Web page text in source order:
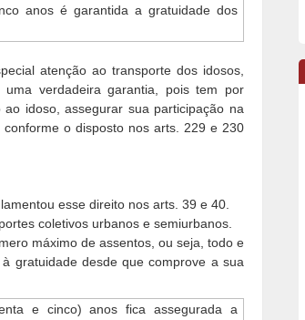
anos é garantida a gratuidade dos
atenção ao transporte dos idosos,
verdadeira garantia, pois tem por
idoso, assegurar sua participação na
o disposto nos arts. 229 e 230
esse direito nos arts. 39 e 40.
coletivos urbanos e semiurbanos.
máximo de assentos, ou seja, todo e
gratuidade desde que comprove a sua
e cinco) anos fica assegurada a